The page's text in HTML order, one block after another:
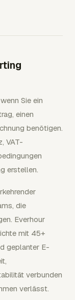
Sie ein
einen
benötigen.
VAT-
erstellen.
die
Everhour
mit 45+
geplanter E-
verbunden
verlässt.